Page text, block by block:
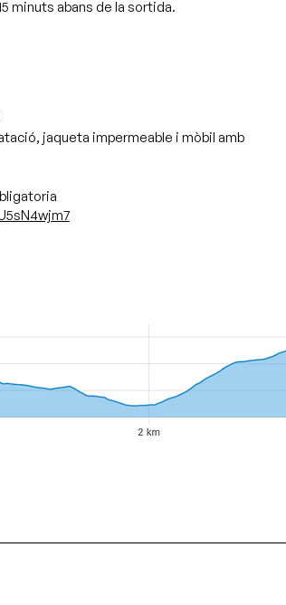
minuts abans de la sortida.
jaqueta impermeable i mòbil amb